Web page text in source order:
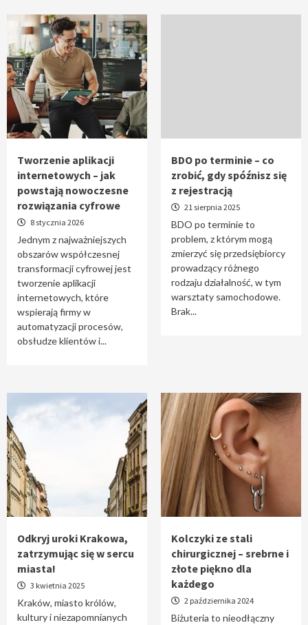
Tworzenie aplikacji
internetowych – jak
powstają nowoczesne
rozwiązania cyfrowe
8 stycznia 2026
Jednym z najważniejszych
obszarów współczesnej
transformacji cyfrowej jest
tworzenie aplikacji
internetowych, które
wspierają firmy w
automatyzacji procesów,
obsłudze klientów i...
BDO po terminie – co
zrobić, gdy spóźnisz się
z rejestracją
21 sierpnia 2025
BDO po terminie to
problem, z którym mogą
zmierzyć się przedsiębiorcy
prowadzący różnego
rodzaju działalność, w tym
warsztaty samochodowe.
Brak...
Odkryj uroki Krakowa,
zatrzymując się w sercu
miasta!
3 kwietnia 2025
Kraków, miasto królów,
kultury i niezapomnianych
Kolczyki ze stali
chirurgicznej – srebrne i
złote piękno dla
każdego
2 października 2024
Biżuteria to nieodłączny